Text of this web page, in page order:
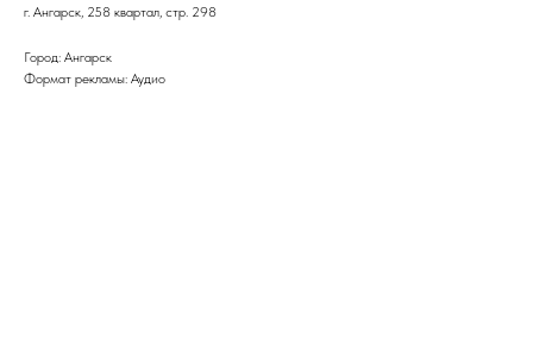
г. Ангарск, 258 квартал, стр. 298
Город: Ангарск
Формат рекламы: Аудио